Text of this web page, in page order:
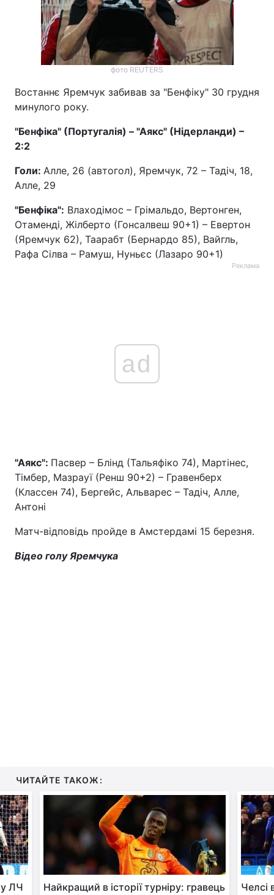
фото REUTERS
Востаннє Яремчук забивав за "Бенфіку" 30 грудня
минулого року.
"Бенфіка" (Португалія) – "Аякс" (Нідерланди) –
2:2
Голи: Алле, 26 (автогол), Яремчук, 72 – Тадіч, 18,
Алле, 29
"Бенфіка": Влаходімос – Грімальдо, Вертонген,
Отаменді, Жілберто (Гонсалвеш 90+1) – Евертон
(Яремчук 62), Таарабт (Бернардо 85), Вайгль,
Рафа Сілва – Рамуш, Нуньєс (Лазаро 90+1)
Реклама
ad
"Аякс": Пасвер – Блінд (Тальяфіко 74), Мартінес,
Тімбер, Мазрауї (Ренш 90+2) – Гравенберх
(Классен 74), Бергейс, Альварес – Тадіч, Алле,
Антоні
Матч-відповідь пройде в Амстердамі 15 березня.
Відео голу Яремчука
ЧИТАЙТЕ ТАКОЖ:
ЛЧ Найкращий в історії турніру: гравець Челсі